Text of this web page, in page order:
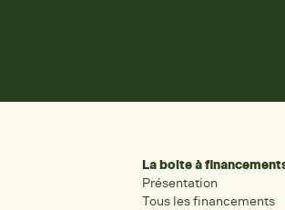
La boite à
Présentation
Tous les financements